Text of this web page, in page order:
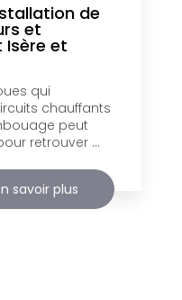
de
et
et
qui
chauffants
peut
retrouver ...
savoir plus